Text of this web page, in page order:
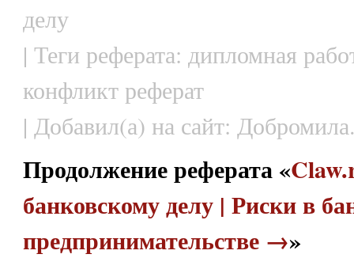
делу
| Теги реферата: дипломная
конфликт реферат
| Добавил(а) на сайт:
Продолжение реферата «
банковскому делу | Риски в
предпринимательстве →»